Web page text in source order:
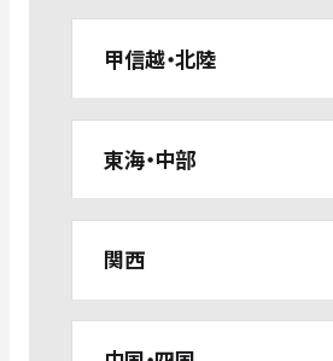
甲信越・北陸
東海・中部
関西